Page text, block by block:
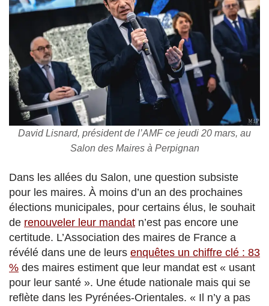
David Lisnard, président de l’AMF ce jeudi 20 mars, au
Salon des Maires à Perpignan
Dans les allées du Salon, une question subsiste
pour les maires. À moins d’un an des prochaines
élections municipales, pour certains élus, le souhait
de renouveler leur mandat n’est pas encore une
certitude. L’Association des maires de France a
révélé dans une de leurs enquêtes un chiffre clé : 83
% des maires estiment que leur mandat est « usant
pour leur santé ». Une étude nationale mais qui se
reflète dans les Pyrénées-Orientales. « Il n’y a pas